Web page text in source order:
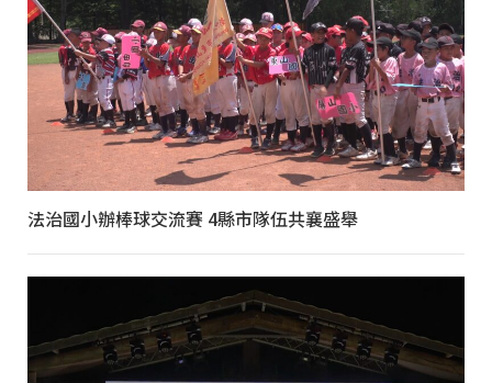
法治國小辦棒球交流賽 4縣市隊伍共襄盛舉